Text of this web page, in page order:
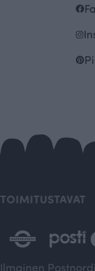
TOIMITUSTAVAT
Ilmainen